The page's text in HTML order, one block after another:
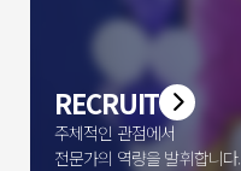
RECRUIT
주체적인 관점에서
전문가의 역량을 발휘합니다.